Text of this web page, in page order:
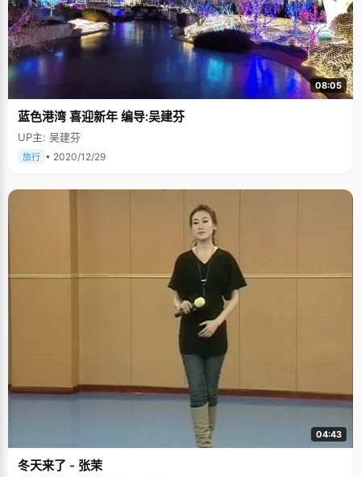
08:05
蓝色港湾 喜迎新年 编导:吴建芬
UP主: 吴建芬
旅行 • 2020/12/29
04:43
冬天来了 - 张茉